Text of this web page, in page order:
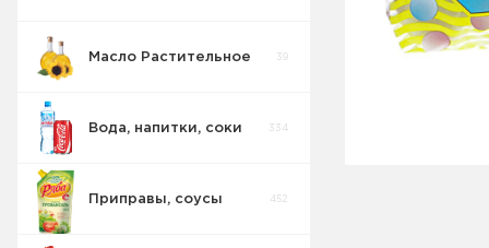
Масло Растительное 39
Вода, напитки, соки 334
Приправы, соусы 452